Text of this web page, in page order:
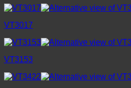
VT3017
VT3153